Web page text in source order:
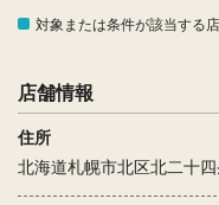
対象または条件が該当する
店舗情報
住所
北海道札幌市北区北二十